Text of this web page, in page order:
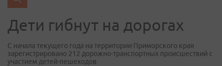
Дети гибнут на дорогах
С начала текущего года на территории Приморского края
зарегистрировано 212 дорожно-транспортных происшествий с
участием детей-пешеходов